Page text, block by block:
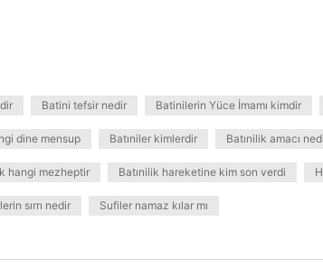
Batini tefsir nedir Batinilerin Yüce İmamı kimdir
dine mensup Batıniler kimlerdir Batınilik amacı
hangi mezheptir Batınilik hareketine kim son verdi
sırrı nedir Sufiler namaz kılar mı